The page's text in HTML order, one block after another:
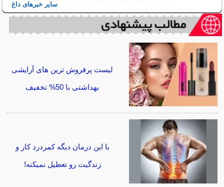
سایر خبرهای داغ
لیست پرفروش ترین های آرایشی
بهداشتی با 50% تخفیف
با این درمان دیگه کمردرد کار و
زندگیت رو تعطیل نمیکنه!